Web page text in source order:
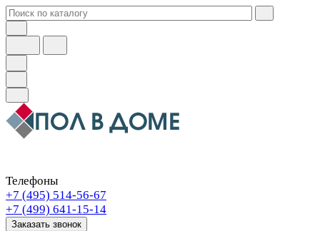
Телефоны
+7 (495) 514-56-67
+7 (499) 641-15-14
Заказать звонок